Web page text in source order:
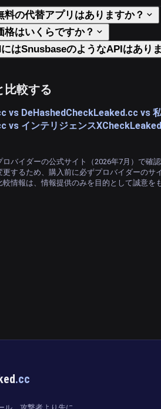
料の代替アプリはありますか？
格はいくらですか？
はSnusbaseのようなAPIはあり
比較する
vs DeHashedCheckLeaked.cc vs
vs インテリジェンスX
バイダーの公式サイト（2026年7月）で確
更するため、購入前に必ずプロバイダーのサ
較情報は、情報提供のみを目的として誠意を
.cc